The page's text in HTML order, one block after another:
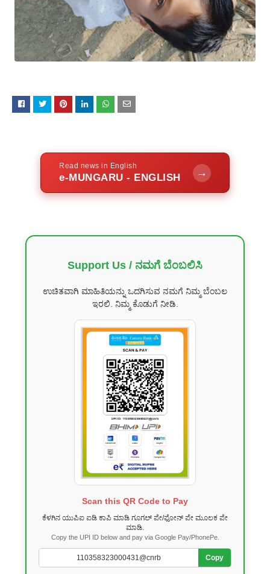
Read news in English
e-MUNGARU - ENGLISH →
Support Us / ನಮಗೆ ಬೆಂಬಲಿಸಿ
ಉಚಿತವಾಗಿ ಮಾಹಿತಿಯನ್ನು ಒದಗಿಸುವ ನಮಗೆ ನಿಮ್ಮ ಬೆಂಬಲ
ಇರಲಿ. ನಿಮ್ಮ ಕೊಡುಗೆ ನೀಡಿ.
Scan this QR Code to Pay
ಕೆಳಗಿನ ಯುಪಿಐ ಐಡಿ ಕಾಪಿ ಮಾಡಿ ಗೂಗಲ್ ಪೇ/ಫೋನ್ ಪೇ ಮೂಲಕ ಪೇ
ಮಾಡಿ.
Copy the UPI ID below and pay via Google Pay/PhonePe.
Copy